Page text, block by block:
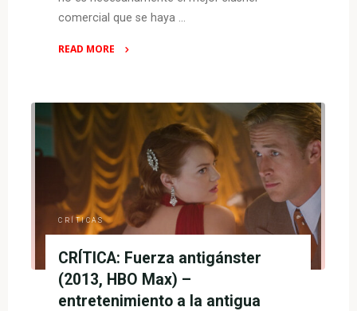
comercial que se haya …
READ MORE
lo
hicieron
pasado
(2025,
HBO
Max)
–
nuevo
CRÍTICAS
CRÍTICA: Fuerza antigánster
(2013, HBO Max) –
entretenimiento a la antigua